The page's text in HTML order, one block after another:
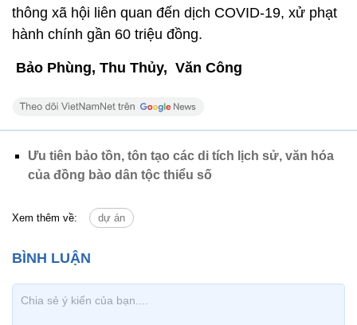
thông xã hội liên quan đến dịch COVID-19, xử phạt
hành chính gần 60 triệu đồng.
Bảo Phùng, Thu Thủy, Văn Công
Ưu tiên bảo tồn, tôn tạo các di tích lịch sử, văn hóa
của đồng bào dân tộc thiểu số
Xem thêm về: dự án